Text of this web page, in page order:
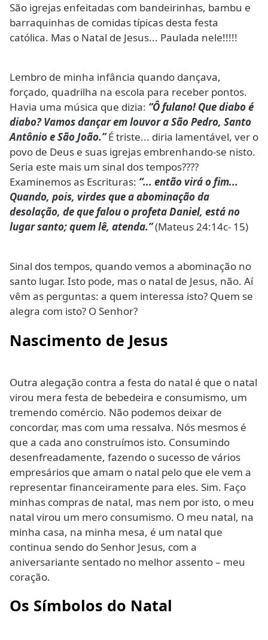
São igrejas enfeitadas com bandeirinhas, bambu e
barraquinhas de comidas típicas desta festa
católica. Mas o Natal de Jesus... Paulada nele!!!!!
Lembro de minha infância quando dançava,
forçado, quadrilha na escola para receber pontos.
Havia uma música que dizia: “Ô fulano! Que diabo é
diabo? Vamos dançar em louvor a São Pedro, Santo
Antônio e São João.”É triste... diria lamentável, ver o
povo de Deus e suas igrejas embrenhando-se nisto.
Seria este mais um sinal dos tempos????
Examinemos as Escrituras: “... então virá o fim...
Quando, pois, virdes que a abominação da
desolação, de que falou o profeta Daniel, está no
lugar santo; quem lê, atenda.”(Mateus 24:14c- 15)
Sinal dos tempos, quando vemos a abominação no
santo lugar. Isto pode, mas o natal de Jesus, não. Aí
vêm as perguntas: a quem interessa isto? Quem se
alegra com isto? O Senhor?
Nascimento de Jesus
Outra alegação contra a festa do natal é que o natal
virou mera festa de bebedeira e consumismo, um
tremendo comércio. Não podemos deixar de
concordar, mas com uma ressalva. Nós mesmos é
que a cada ano construímos isto. Consumindo
desenfreadamente, fazendo o sucesso de vários
empresários que amam o natal pelo que ele vem a
representar financeiramente para eles. Sim. Faço
minhas compras de natal, mas nem por isto, o meu
natal virou um mero consumismo. O meu natal, na
minha casa, na minha mesa, é um natal que
continua sendo do Senhor Jesus, com a
aniversariante sentado no melhor assento – meu
coração.
Os Símbolos do Natal